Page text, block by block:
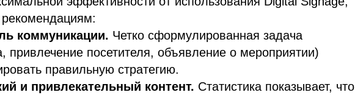
коммуникации. Четко сформулированная задача
привлечение посетителя, объявление о мероприятии)
правильную стратегию.
и привлекательный контент. Статистика показывает, что